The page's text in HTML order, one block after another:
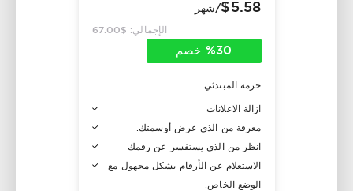
$5.58/شهر
الإجمالي: $67.00
%30 خصم
حزمة المبتدئي
ازالة الاعلانات
معرفة من الذي عرض أوسمتك.
انظر من الذي يستفسر عن رقمك
الاستعلام عن الأرقام بشكل مجهول مع
الوضع الخاص.